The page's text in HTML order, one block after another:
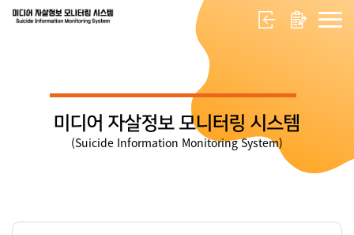
미디어 자살정보 모니터링 시스템
(Suicide Information Monitoring System)